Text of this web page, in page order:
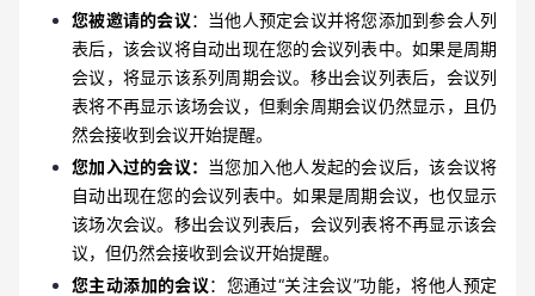
您被邀请的会议：当他人预定会议并将您添加到参会人列
表后，该会议将自动出现在您的会议列表中。如果是周期
会议，将显示该系列周期会议。移出会议列表后，会议列
表将不再显示该场会议，但剩余周期会议仍然显示，且仍
然会接收到会议开始提醒。
您加入过的会议： 当您加入他人发起的会议后，该会议将
自动出现在您的会议列表中。如果是周期会议，也仅显示
该场次会议。移出会议列表后，会议列表将不再显示该会
议，但仍然会接收到会议开始提醒。
您主动添加的会议：您通过“关注会议”功能，将他人预定